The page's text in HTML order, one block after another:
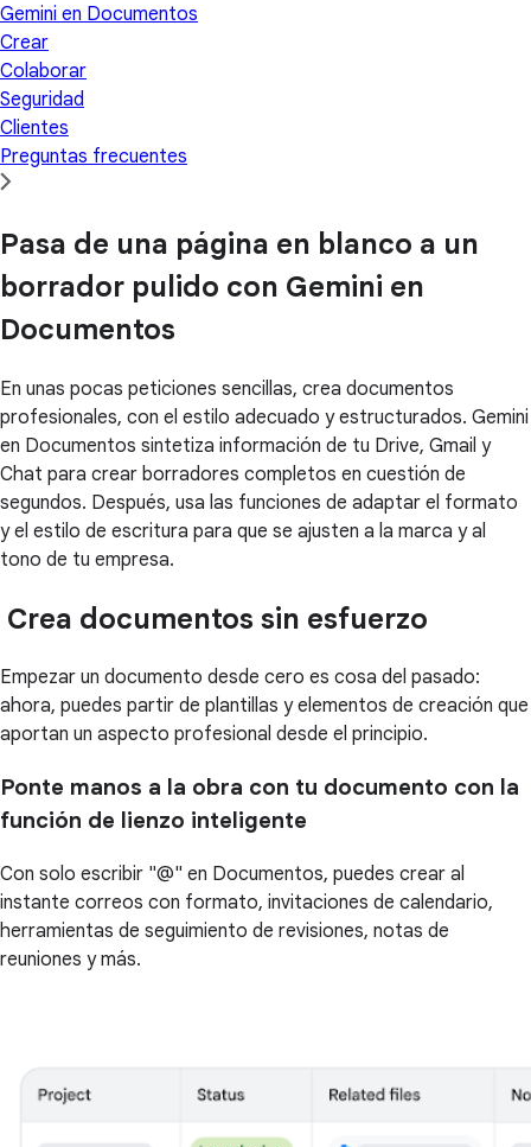
Gemini en Documentos
Crear
Colaborar
Seguridad
Clientes
Preguntas frecuentes
Pasa de una página en blanco a un
borrador pulido con Gemini en
Documentos
En unas pocas peticiones sencillas, crea documentos
profesionales, con el estilo adecuado y estructurados. Gemini
en Documentos sintetiza información de tu Drive, Gmail y
Chat para crear borradores completos en cuestión de
segundos. Después, usa las funciones de adaptar el formato
y el estilo de escritura para que se ajusten a la marca y al
tono de tu empresa.
Crea documentos sin esfuerzo
Empezar un documento desde cero es cosa del pasado:
ahora, puedes partir de plantillas y elementos de creación que
aportan un aspecto profesional desde el principio.
Ponte manos a la obra con tu documento con la
función de lienzo inteligente
Con solo escribir "@" en Documentos, puedes crear al
instante correos con formato, invitaciones de calendario,
herramientas de seguimiento de revisiones, notas de
reuniones y más.